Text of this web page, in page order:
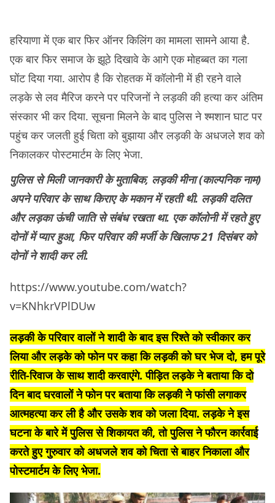
हरियाणा में एक बार फिर ऑनर किलिंग का मामला सामने आया है.
एक बार फिर समाज के झूठे दिखावे के आगे एक मोहब्बत का गला
घोंट दिया गया. आरोप है कि रोहतक में कॉलोनी में ही रहने वाले
लड़के से लव मैरिज करने पर परिजनों ने लड़की की हत्या कर अंतिम
संस्कार भी कर दिया. सूचना मिलने के बाद पुलिस ने श्मशान घाट पर
पहुंच कर जलती हुई चिता को बुझाया और लड़की के अधजले शव को
निकालकर पोस्टमार्टम के लिए भेजा.
पुलिस से मिली जानकारी के मुताबिक, लड़की मीना (काल्पनिक नाम)
अपने परिवार के साथ किराए के मकान में रहती थी. लड़की दलित
और लड़का ऊंची जाति से संबंध रखता था. एक कॉलोनी में रहते हुए
दोनों में प्यार हुआ, फिर परिवार की मर्जी के खिलाफ 21 दिसंबर को
दोनों ने शादी कर ली.
https://www.youtube.com/watch?
v=KNhkrVPlDUw
लड़की के परिवार वालों ने शादी के बाद इस रिश्ते को स्वीकार कर
लिया और लड़के को फोन पर कहा कि लड़की को घर भेज दो, हम पूरे
रीति-रिवाज के साथ शादी करवाएंगे. पीड़ित लड़के ने बताया कि दो
दिन बाद घरवालों ने फोन पर बताया कि लड़की ने फांसी लगाकर
आत्महत्या कर ली है और उसके शव को जला दिया. लड़के ने इस
घटना के बारे में पुलिस से शिकायत की, तो पुलिस ने फौरन कार्रवाई
करते हुए गुरुवार को अधजले शव को चिता से बाहर निकाला और
पोस्टमार्टम के लिए भेजा.